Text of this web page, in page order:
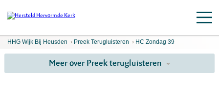
HHG Wijk Bij Heusden › Preek Terugluisteren › HC Zondag 39
Meer over Preek terugluisteren